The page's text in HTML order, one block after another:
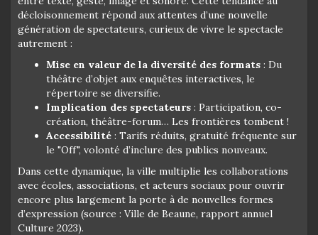
décloisonnement répond aux attentes d’une nouvelle
génération de spectateurs, curieux de vivre le spectacle
autrement :
Mise en valeur de la diversité des formats : Du
théâtre d’objet aux enquêtes interactives, le
répertoire se diversifie.
Implication des spectateurs : Participation, co-
création, théâtre-forum… Les frontières tombent !
Accessibilité : Tarifs réduits, gratuité fréquente sur
le "Off", volonté d’inclure des publics nouveaux.
Dans cette dynamique, la ville multiplie les collaborations
avec écoles, associations, et acteurs sociaux pour ouvrir
encore plus largement la porte à de nouvelles formes
d’expression (source : Ville de Beaune, rapport annuel
Culture 2023).